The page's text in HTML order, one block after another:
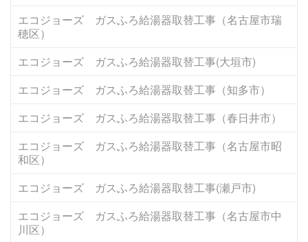
エコジョーズ ガスふろ給湯器取替工事（名古屋市瑞
穂区）
エコジョーズ ガスふろ給湯器取替工事(大垣市)
エコジョーズ ガスふろ給湯器取替工事（知多市）
エコジョーズ ガスふろ給湯器取替工事（春日井市）
エコジョーズ ガスふろ給湯器取替工事（名古屋市昭
和区）
エコジョーズ ガスふろ給湯器取替工事(瀬戸市)
エコジョーズ ガスふろ給湯器取替工事（名古屋市中
川区）